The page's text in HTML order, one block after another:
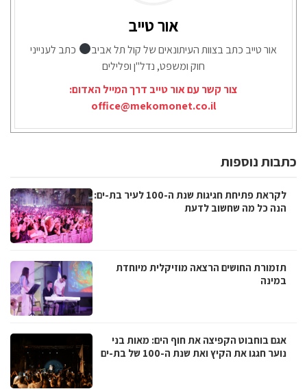
אור טייב
אור טייב כתב בצוות העיתונאים של קול תל אביב
כתב לענייני
חוק ומשפט, נדל"ן ופלילים
צור קשר עם אור טייב דרך המייל האדום:
office@mekomonet.co.il
כתבות נוספות
לקראת פתיחת חגיגות שנת ה-100 לעיר בת-ים:
הנה כל מה שחשוב לדעת
תזמורת החושים הרצאה מוזיקלית מיוחדת
במינה
אגם בוחבוט הקפיצה את חוף הים: מאות בני
נוער חגגו את הקיץ ואת שנת ה-100 של בת-ים